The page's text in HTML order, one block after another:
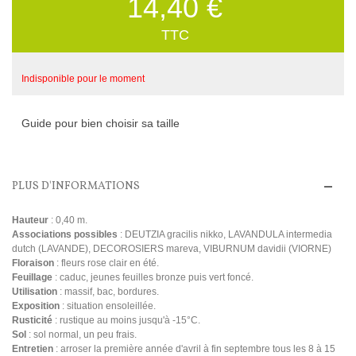
14,40 €
TTC
Indisponible pour le moment
Guide pour bien choisir sa taille
PLUS D'INFORMATIONS
Hauteur : 0,40 m.
Associations possibles : DEUTZIA gracilis nikko, LAVANDULA intermedia
dutch (LAVANDE), DECOROSIERS mareva, VIBURNUM davidii (VIORNE)
Floraison : fleurs rose clair en été.
Feuillage : caduc, jeunes feuilles bronze puis vert foncé.
Utilisation : massif, bac, bordures.
Exposition : situation ensoleillée.
Rusticité : rustique au moins jusqu'à -15°C.
Sol : sol normal, un peu frais.
Entretien : arroser la première année d'avril à fin septembre tous les 8 à 15